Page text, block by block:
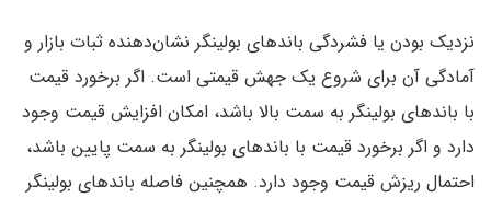
نزدیک بودن یا فشردگی باندهای بولینگر نشان‌دهنده ثبات بازار و
آمادگی آن برای شروع یک جهش قیمتی است. اگر برخورد قیمت
با باندهای بولینگر به سمت بالا باشد، امکان افزایش قیمت وجود
دارد و اگر برخورد قیمت با باندهای بولینگر به سمت پایین باشد،
احتمال ریزش قیمت وجود دارد. همچنین فاصله باندهای بولینگر